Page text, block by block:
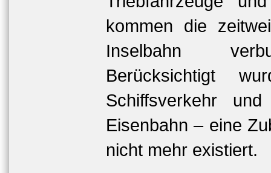
kommen die
Inselbahn
Berücksichtigt
Schiffsverkehr
Eisenbahn – eine
nicht mehr existiert.